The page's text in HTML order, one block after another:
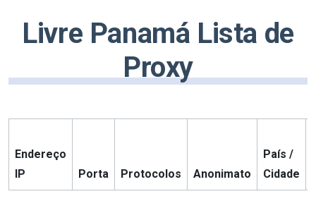
Livre Panamá Lista de
Proxy
Endereço
IP
Porta Protocolos Anonimato
País /
Cidade